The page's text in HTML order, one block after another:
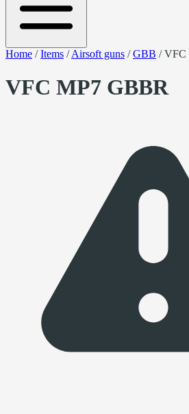
Home /Items /Airsoft guns /GBB /VFC
VFC MP7 GBBR